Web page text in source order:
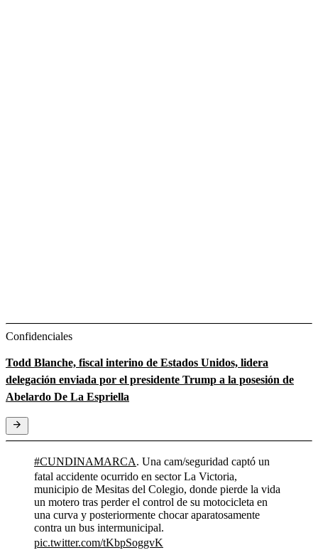
Confidenciales
Todd Blanche, fiscal interino de Estados Unidos, lidera
delegación enviada por el presidente Trump a la posesión de
Abelardo De La Espriella
#CUNDINAMARCA. Una cam/seguridad captó un
fatal accidente ocurrido en sector La Victoria,
municipio de Mesitas del Colegio, donde pierde la vida
un motero tras perder el control de su motocicleta en
una curva y posteriormente chocar aparatosamente
contra un bus intermunicipal.
pic.twitter.com/tKbpSoggvK